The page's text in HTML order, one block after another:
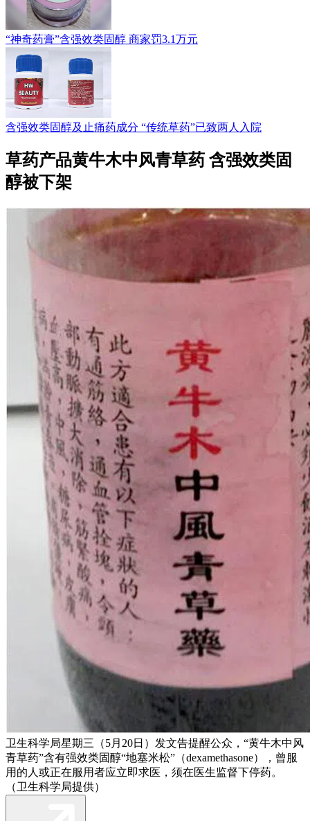
“神奇药膏”含强效类固醇 商家罚3.1万元
含强效类固醇及止痛药成分 “传统草药”已致两人入院
草药产品黄牛木中风青草药 含强效类固
醇被下架
卫生科学局星期三（5月20日）发文告提醒公众，“黄牛木中风
青草药”含有强效类固醇“地塞米松”（dexamethasone），曾服
用的人或正在服用者应立即求医，须在医生监督下停药。
（卫生科学局提供）